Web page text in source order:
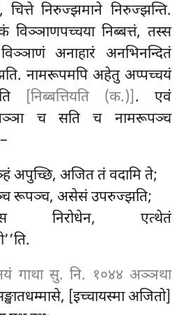
चित्ते निरुज्झमाने निरुज्झन्ति.
निब्बत्तं, तस्स
अनाहारं अनभिनन्दितं
नामरूपमपि अहेतु अप्पच्चयं
[निब्बत्तियति (क.)]. एवं
पञ्ञा च सति च नामरूपञ्च
अपुच्छि, अजित तं वदामि ते;
रूपञ्च, असेसं उपरुज्झति;
निरोधेन, एत्थेतं
गाथा सु. नि. १०४४ अञ्ञथा
[इच्चायस्मा अजितो]